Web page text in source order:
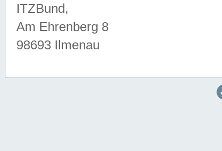
ITZBund,
Am Ehrenberg 8
98693 Ilmenau